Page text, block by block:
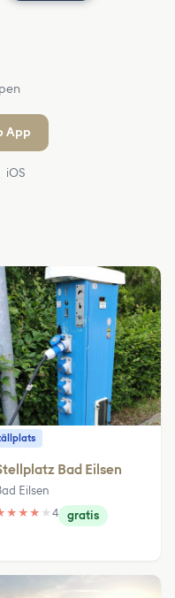
App
iOS
Bad Eilsen
Eilsen
★ ★ ★ ★ 4 gratis